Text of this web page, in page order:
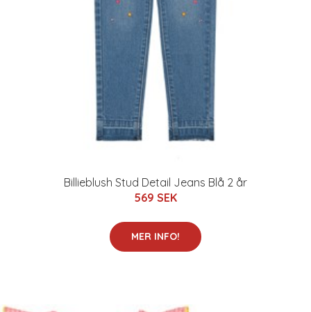
Billieblush Stud Detail Jeans Blå 2 år
569 SEK
MER INFO!